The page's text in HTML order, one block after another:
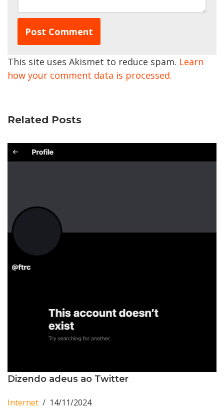
This site uses Akismet to reduce spam. Learn
how your comment data is processed.
Related Posts
Dizendo adeus ao Twitter
Internet 14/11/2024